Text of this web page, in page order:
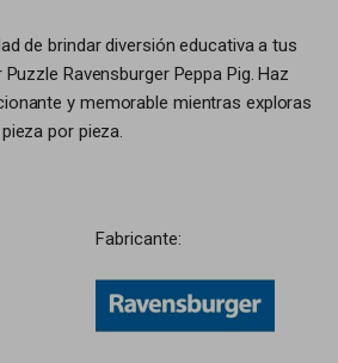
de brindar diversión educativa a tus
Ravensburger Peppa Pig. Haz
y memorable mientras exploras
por pieza.
Fabricante: